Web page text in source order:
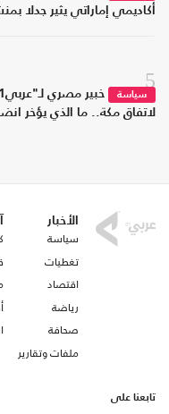
أكاديمي إماراتي يثير جدلا
5
سياسة
لاتفاق مكة.. ما الذي يؤخر
الأخبار
سياسة
تغطيات
اقتصاد
رياضة
صحافة
ملفات وتقارير
تابعنا على